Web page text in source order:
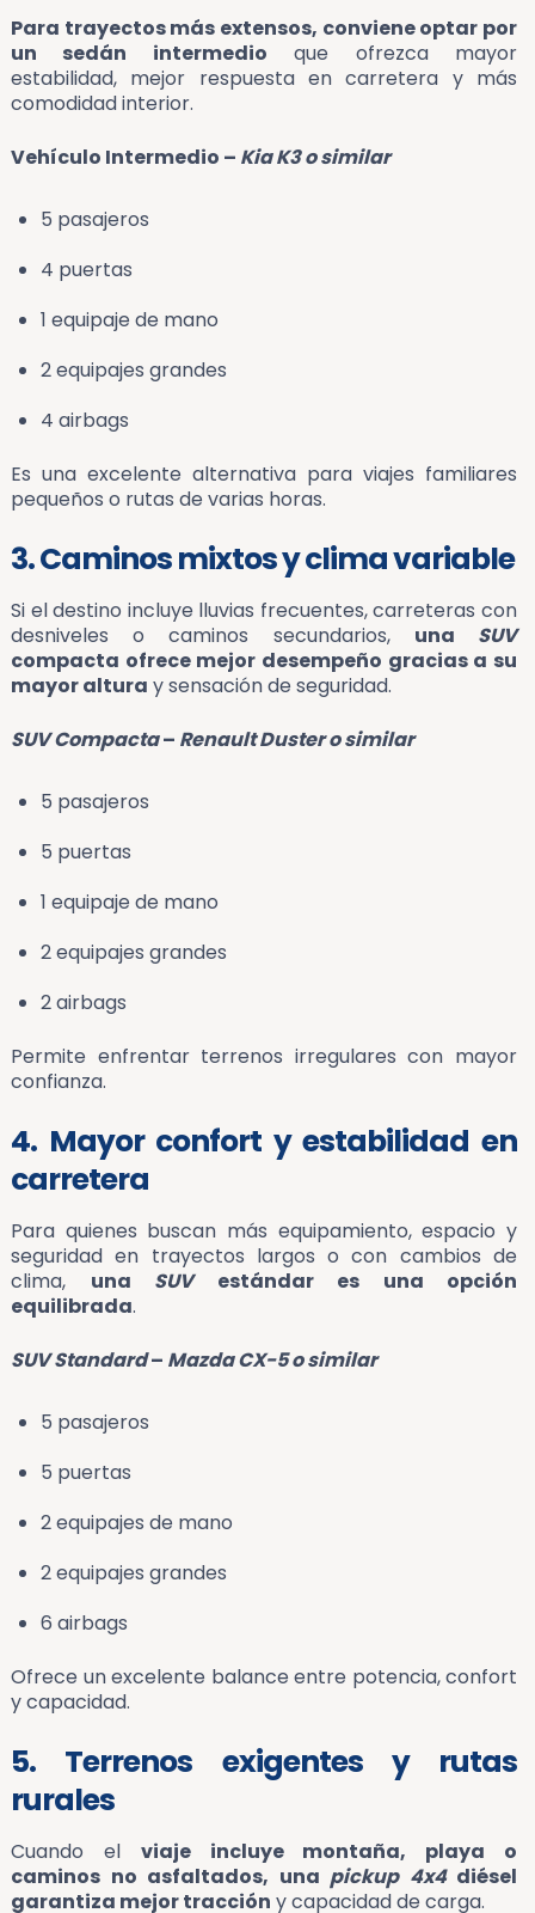
Para trayectos más extensos, conviene optar por
un sedán intermedio que ofrezca mayor
estabilidad, mejor respuesta en carretera y más
comodidad interior.
Vehículo Intermedio – Kia K3 o similar
5 pasajeros
4 puertas
1 equipaje de mano
2 equipajes grandes
4 airbags
Es una excelente alternativa para viajes familiares
pequeños o rutas de varias horas.
3. Caminos mixtos y clima variable
Si el destino incluye lluvias frecuentes, carreteras con
desniveles o caminos secundarios, una SUV
compacta ofrece mejor desempeño gracias a su
mayor altura y sensación de seguridad.
SUV Compacta– Renault Duster o similar
5 pasajeros
5 puertas
1 equipaje de mano
2 equipajes grandes
2 airbags
Permite enfrentar terrenos irregulares con mayor
confianza.
4. Mayor confort y estabilidad en
carretera
Para quienes buscan más equipamiento, espacio y
seguridad en trayectos largos o con cambios de
clima, una SUV estándar es una opción
equilibrada.
SUV Standard– Mazda CX-5 o similar
5 pasajeros
5 puertas
2 equipajes de mano
2 equipajes grandes
6 airbags
Ofrece un excelente balance entre potencia, confort
y capacidad.
5. Terrenos exigentes y rutas
rurales
Cuando el viaje incluye montaña, playa o
caminos no asfaltados, una pickup 4x4diésel
garantiza mejor tracción y capacidad de carga.